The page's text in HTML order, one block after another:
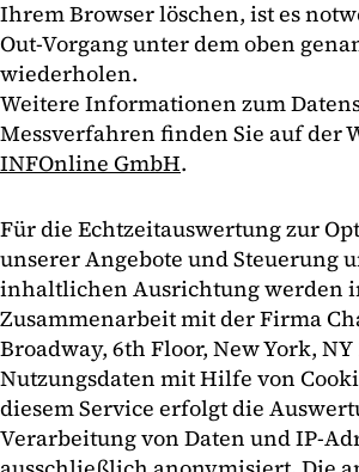
Ihrem Browser löschen, ist es
Out-Vorgang unter dem oben
wiederholen.
Weitere Informationen zum
Messverfahren finden Sie auf der
INFOnline GmbH.
Für die Echtzeitauswertung zur
unserer Angebote und Steuerung
inhaltlichen Ausrichtung werden
Zusammenarbeit mit der Firma
Broadway, 6th Floor, New York, NY
Nutzungsdaten mit Hilfe von
diesem Service erfolgt die
Verarbeitung von Daten und IP-